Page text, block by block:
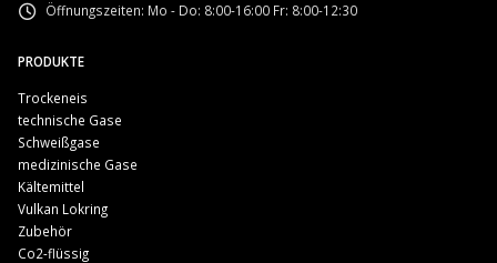
Öffnungszeiten: Mo - Do: 8:00-16:00 Fr: 8:00-12:30
PRODUKTE
Trockeneis
technische Gase
Schweißgase
medizinische Gase
Kältemittel
Vulkan Lokring
Zubehör
Co2-flüssig